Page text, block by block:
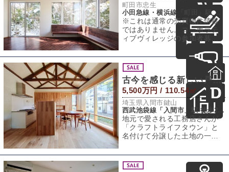
町田市忠生
小田急線・横浜線「町田」駅 バス16分 「山崎小学校前」バス停 徒歩7分
※これは通常の売買物件情報
ではありません。コーポラテ
ィブヴィレッジの参加者募集
のお知らせです。東京R不動産
が、コーポラテ
古今を感じる新しい戸建て
5,500万円 / 110.54㎡
埼玉県入間市鍵山
西武池袋線「入間市」駅 徒歩24分
地元で愛される工務店さんが
「クラフトライフタウン」と
名付けて分譲した土地の一
に建てた、モデルハ